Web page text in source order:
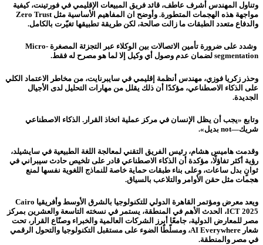
وتناول المهندس أشرف عاطف، قائد فريق المبيعات الإقليمي في فورتينت، كيفية
مواجهة هذه الهجمات المتطورة. وأوضح ان المفاهيم الأساسية مثل Zero Trust
والدفاع متعدد الطبقات ما زالت صالحة، لكن طريقة تطبيقها تغيّرت بالكامل.
وشدد على ضرورة تأمين الاتصالات بين الوكلاء عبر التجزئة المصغرة Micro-
segmentation لضمان عدم وصول أي وكيل إلا لما هو مصرح له فقط.
وحذر زكريا فوزي، مهندس أنظمة إقليمي في سايبرنايت، من مخاطر الاعتماد الكلي
على الذكاء الاصطناعي، مؤكدًا أن ذلك يقلل من مهارات التحليل لدى الأجيال
الجديدة.
وتابع «يجب أن يظل الإنسان في مركز عملية اتخاذ القرار. الذكاء الاصطناعي
شريك—not بديل».
وقدمت هاميس هشام، رئيس الفريق التقني لمعالجة اللغة الطبيعية في سايشيلد،
رؤية أكثر تفاؤلًا، مؤكدة أن الذكاء الاصطناعي قادر على تلخيص حادث سيبراني في
ثوانٍ بدل ساعات، وعلى بناء طبقات حماية خاصة للنماذج اللغوية نفسها لمنع
هجمات مثل حقن الأوامر والتلاعب بالسياق.
ويعد معرض ومؤتمر القاهرة الدولي للتكنولوجيا بالشرق الأوسط وأفريقيا Cairo
ICT 2025، الحدث الأهم في المنطقة، يستمر في نسخته التاسعة والعشرين بمركز
مصر للمعارض الدولية، جامعًا أبرز الشركات العالمية والخبراء وصنّاع القرار، تحت
شعار AI Everywhere، ومسلّطًا الضوء على مستقبل التكنولوجيا والتحول الرقمي
في مصر والمنطقة.